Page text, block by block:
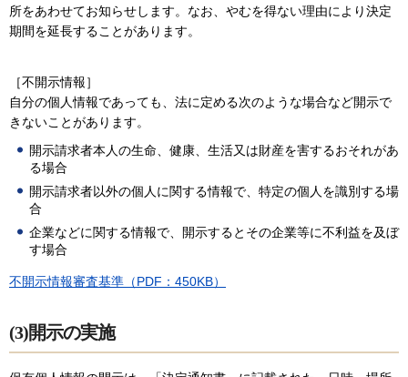
所をあわせてお知らせします。なお、やむを得ない理由により決定
期間を延長することがあります。
［不開示情報］
自分の個人情報であっても、法に定める次のような場合など開示で
きないことがあります。
開示請求者本人の生命、健康、生活又は財産を害するおそれがあ
る場合
開示請求者以外の個人に関する情報で、特定の個人を識別する場
合
企業などに関する情報で、開示するとその企業等に不利益を及ぼ
す場合
不開示情報審査基準（PDF：450KB）
(3)開示の実施